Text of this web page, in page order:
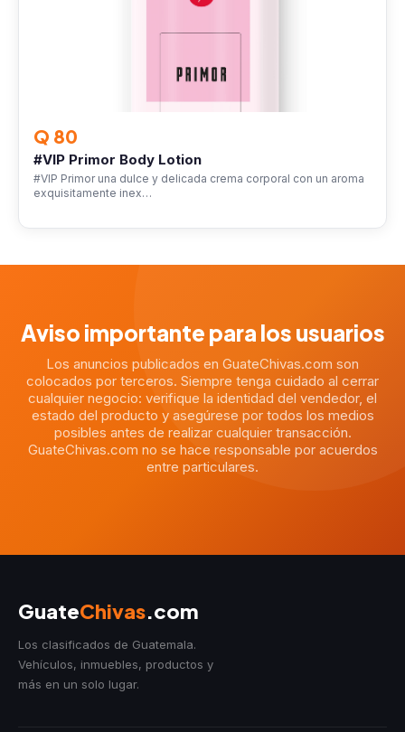
Q 80
#VIP Primor Body Lotion
#VIP Primor una dulce y delicada crema corporal con un aroma
exquisitamente inex…
Aviso importante para los usuarios
Los anuncios publicados en GuateChivas.com son
colocados por terceros. Siempre tenga cuidado al cerrar
cualquier negocio: verifique la identidad del vendedor, el
estado del producto y asegúrese por todos los medios
posibles antes de realizar cualquier transacción.
GuateChivas.com no se hace responsable por acuerdos
entre particulares.
GuateChivas.com
Los clasificados de Guatemala.
Vehículos, inmuebles, productos y
más en un solo lugar.